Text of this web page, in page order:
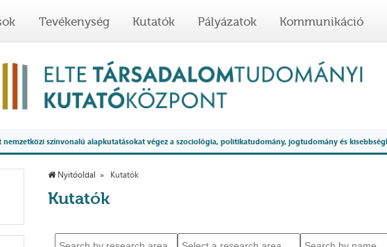
Tevékenység Kutatók Pályázatok Kommunikáció
színvonalú alapkutatásokat végez a szociológia, politikatudomány, jogtudomány és
Nyitóoldal Kutatók
Kutatók